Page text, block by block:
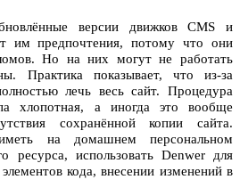
версии движков CMS и
им предпочтения, потому что они
Но на них могут не работать
Практика показывает, что из-за
лечь весь сайт. Процедура
хлопотная, а иногда это вообще
сохранённой копии сайта.
иметь на домашнем персональном
ресурса, использовать Denwer для
кода, внесении изменений в